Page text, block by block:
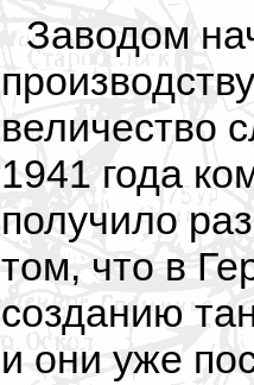
Заводом
величество
1941 года
получило
том, что в
созданию
и они уже